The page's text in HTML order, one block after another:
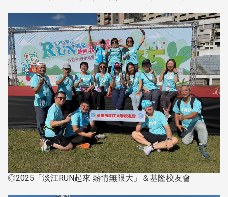
◎2025「淡江RUN起來 熱情無限大」＆基隆校友會